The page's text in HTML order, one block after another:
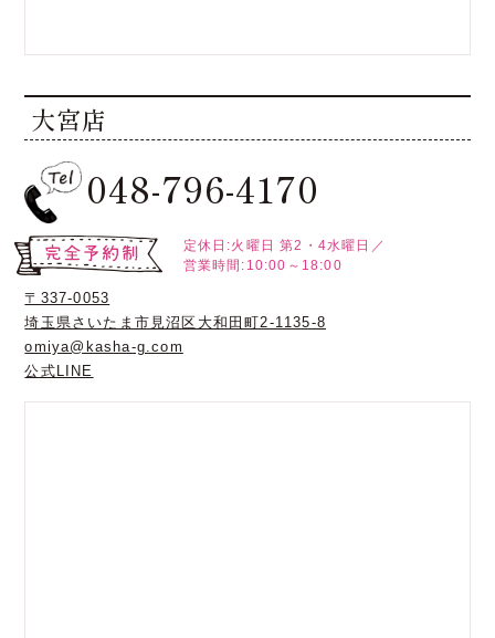
大宮店
048-796-4170
定休日:火曜日 第2・4水曜日／
営業時間:10:00～18:00
〒337-0053
埼玉県さいたま市見沼区大和田町2-1135-8
omiya@kasha-g.com
公式LINE